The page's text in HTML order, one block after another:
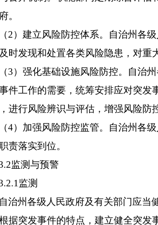
。
（2）建立风险防控体系。自治州各
时发现和处置各类风险隐患，对重
（3）强化基础设施风险防控。自治
件工作的需要，统筹安排应对突
进行风险辨识与评估，增强风险防
（4）加强风险防控监管。自治州各
责落实到位。
监测与预警
监测
自治州各级人民政府及有关部门应当
据突发事件的特点，建立健全突发